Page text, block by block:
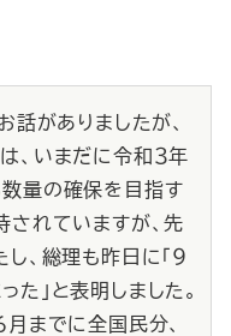
話がありましたが、
、いまだに令和３年
量の確保を目指す
されていますが、先
、総理も昨日に「９
」と表明しました。
までに全国民分、